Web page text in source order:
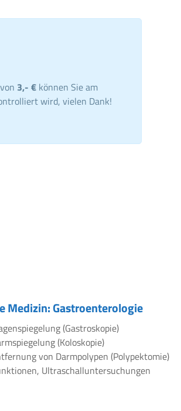
3,- € können Sie am
wird, vielen Dank!
Medizin: Gastroenterologie
(Gastroskopie)
(Koloskopie)
von Darmpolypen (Polypektomie)
Ultraschalluntersuchungen